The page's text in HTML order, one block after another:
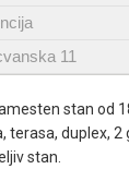
11
stan od
terasa, duplex,
stan.